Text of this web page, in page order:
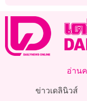
อ่าน
ข่าวเดลินิวส์